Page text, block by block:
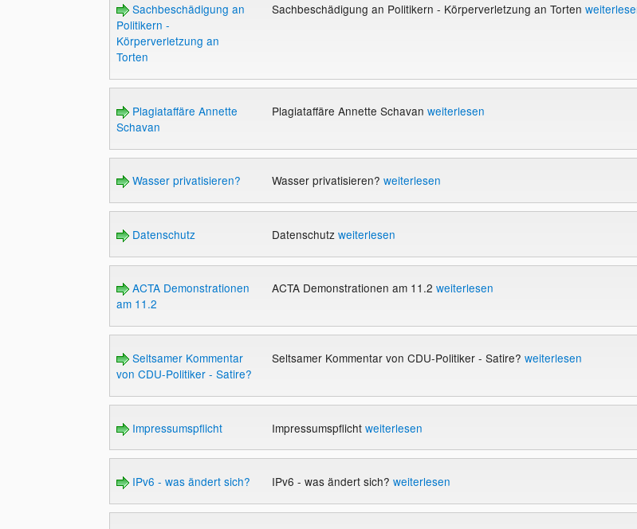
Sachbeschädigung an
Politikern -
Körperverletzung an
Torten
Sachbeschädigung an Politikern - Körperverletzung an Torten
Plagiataffäre Annette
Schavan
Plagiataffäre Annette Schavan weiterlesen
Wasser privatisieren? Wasser privatisieren? weiterlesen
Datenschutz Datenschutz weiterlesen
ACTA Demonstrationen
am 11.2
ACTA Demonstrationen am 11.2 weiterlesen
Seltsamer Kommentar
von CDU-Politiker - Satire?
Seltsamer Kommentar von CDU-Politiker - Satire? weiterlesen
Impressumspflicht Impressumspflicht weiterlesen
IPv6 - was ändert sich? IPv6 - was ändert sich? weiterlesen